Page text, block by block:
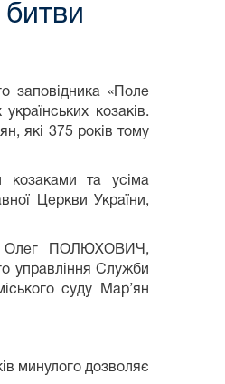
заповідника «Поле
козаків.
які 375 років тому
козаками та усіма
Церкви України,
Олег ПОЛЮХОВИЧ,
управління Служби
суду Мар’ян
минулого дозволяє